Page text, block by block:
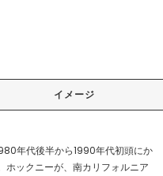
イメージ
年代後半から1990年代初頭にか
ホックニーが、南カリフォルニア